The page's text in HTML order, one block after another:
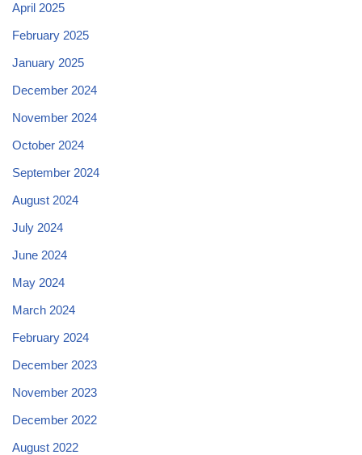
April 2025
February 2025
January 2025
December 2024
November 2024
October 2024
September 2024
August 2024
July 2024
June 2024
May 2024
March 2024
February 2024
December 2023
November 2023
December 2022
August 2022